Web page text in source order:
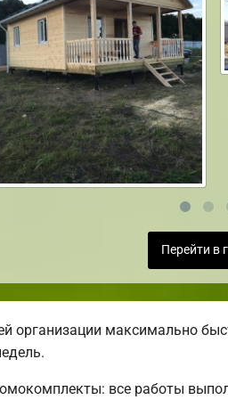
Перейти в
организации максимально
все работы